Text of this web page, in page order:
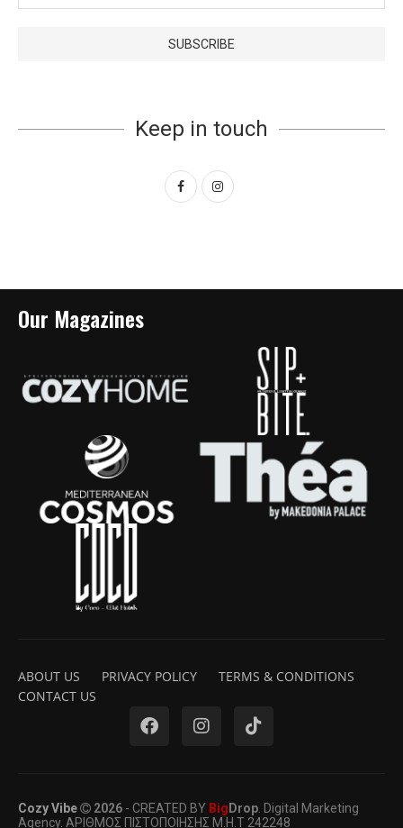
Keep in touch
Our Magazines
ABOUT US PRIVACY POLICY
TERMS & CONDITIONS
CONTACT US
Cozy Vibe 2026 - CREATED BY Big Drop. Digital Marketing
Agency. ΑΡΙΘΜΟΣ ΠΙΣΤΟΠΟΙΗΣΗΣ Μ.Η.Τ 242248